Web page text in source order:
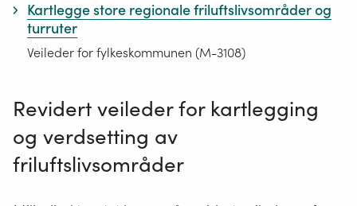
Kartlegge store regionale friluftslivsområder og
turruter
Veileder for fylkeskommunen (M-3108)
Revidert veileder for kartlegging
og verdsetting av
friluftslivsområder